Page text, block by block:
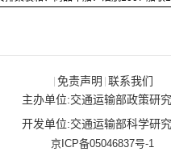
| 免责声明 | 联系我们
主办单位:交通运输部政策研
开发单位:交通运输部科学研
京ICP备05046837号-1